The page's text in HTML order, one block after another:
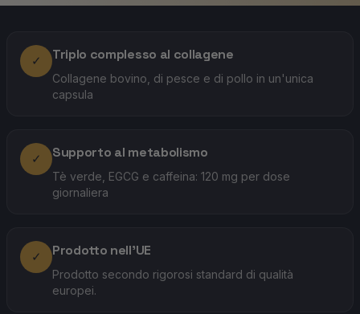
✓ Triplo complesso al collagene
Collagene bovino, di pesce e di pollo in un'unica
capsula
✓ Supporto al metabolismo
Tè verde, EGCG e caffeina: 120 mg per dose
giornaliera
✓ Prodotto nell'UE
Prodotto secondo rigorosi standard di qualità
europei.